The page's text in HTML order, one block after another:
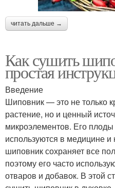
читать дальше →
Как сушить
простая
Введение
Шиповник — это не только
растение, но и ценный
микроэлементов. Его
используются в медицине
шиповник сохраняет все
поэтому его часто
отваров и добавок. В этой